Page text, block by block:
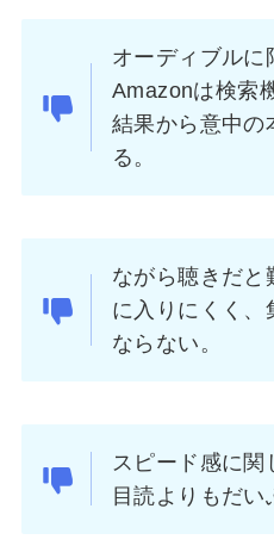
オーディブルに
Amazonは検索
結果から意中の
る。
ながら聴きだと
に入りにくく、
ならない。
スピード感に
目読よりもだい